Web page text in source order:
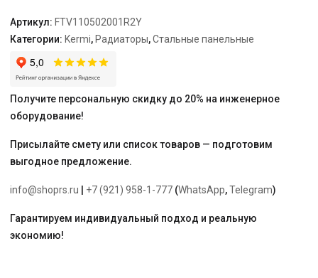
(белый)
Kermi
Артикул: FTV110502001R2Y
Категории: Kermi, Радиаторы,Стальные панельные
Получите персональную скидку до 20% на инженерное
оборудование!
Присылайте смету или список товаров — подготовим
выгодное предложение.
info@shoprs.ru +7 (921) 958-1-777 (WhatsApp,Telegram)
Гарантируем индивидуальный подход и реальную
экономию!